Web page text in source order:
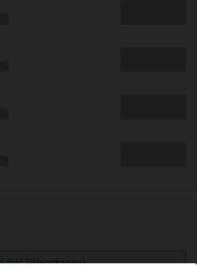
Lihat Selengkapnya